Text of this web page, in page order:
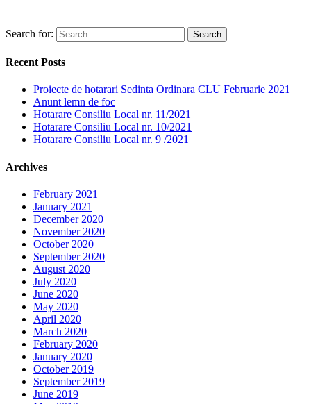
Search for:
Recent Posts
Proiecte de hotarari Sedinta Ordinara CLU Februarie 2021
Anunt lemn de foc
Hotarare Consiliu Local nr. 11/2021
Hotarare Consiliu Local nr. 10/2021
Hotarare Consiliu Local nr. 9 /2021
Archives
February 2021
January 2021
December 2020
November 2020
October 2020
September 2020
August 2020
July 2020
June 2020
May 2020
April 2020
March 2020
February 2020
January 2020
October 2019
September 2019
June 2019